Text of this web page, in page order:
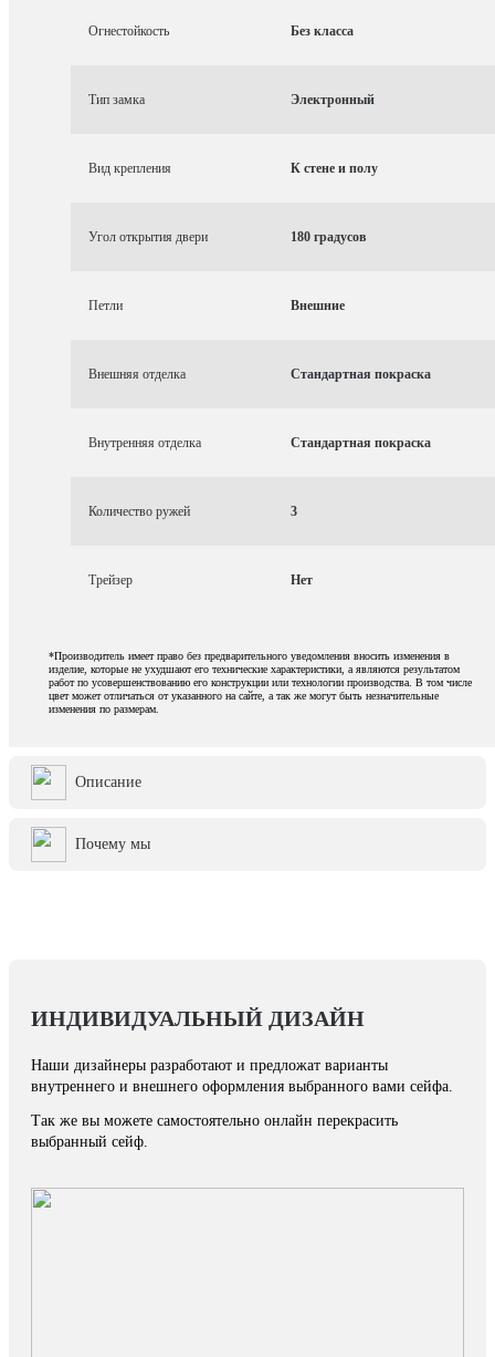
Огнестойкость Без класса
Тип замка Электронный
Вид крепления К стене и полу
Угол открытия двери 180 градусов
Петли Внешние
Внешняя отделка Стандартная покраска
Внутренняя отделка Стандартная покраска
Количество ружей 3
Трейзер Нет
*Производитель имеет право без предварительного уведомления вносить изменения в
изделие, которые не ухудшают его технические характеристики, а являются результатом
работ по усовершенствованию его конструкции или технологии производства. В том числе
цвет может отличаться от указанного на сайте, а так же могут быть незначительные
изменения по размерам.
Описание
Почему мы
ИНДИВИДУАЛЬНЫЙ ДИЗАЙН
Наши дизайнеры разработают и предложат варианты
внутреннего и внешнего оформления выбранного вами сейфа.
Так же вы можете самостоятельно онлайн перекрасить
выбранный сейф.